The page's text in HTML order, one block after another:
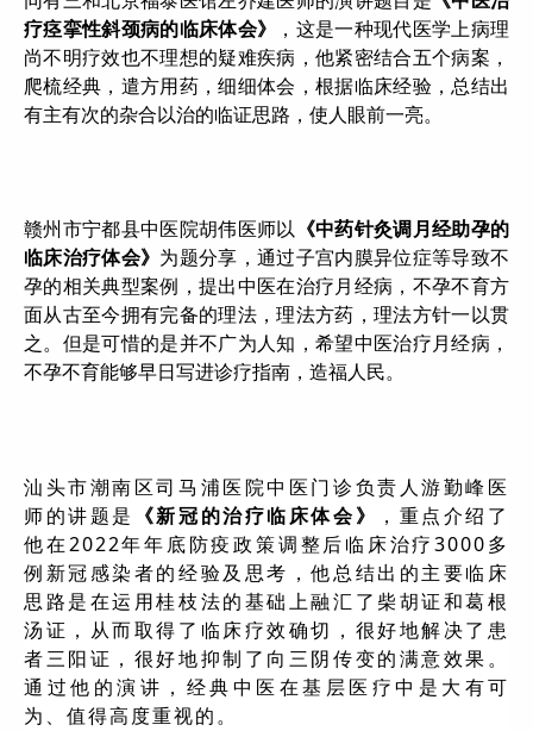
疗痉挛性斜颈病的临床体会》
，这是一种现代医学上病理
尚不明疗效也不理想的疑难疾病，他紧密结合五个病案，
爬梳经典，遣方用药，细细体会，根据临床经验，总结出
有主有次的杂合以治的临证思路，使人眼前一亮。
赣州市宁都县中医院胡伟医师以
《中药针灸调月经助孕的
临床治疗体会》 为题分享，通过子宫内膜异位症等导致不
孕的相关典型案例，提出中医在治疗月经病，不孕不育方
面从古至今拥有完备的理法，理法方药，理法方针一以贯
之。但是可惜的是并不广为人知，希望中医治疗月经病，
不孕不育能够早日写进诊疗指南，造福人民。
汕头市潮南区司马浦医院中医门诊负责人游勤峰医
师的讲题是 《新冠的治疗临床体会》
，重点介绍了
他在2022年年底防疫政策调整后临床治疗3000多
例新冠感染者的经验及思考，他总结出的主要临床
思路是在运用桂枝法的基础上融汇了柴胡证和葛根
汤证，从而取得了临床疗效确切，很好地解决了患
者三阳证，很好地抑制了向三阴传变的满意效果。
通过他的演讲，经典中医在基层医疗中是大有可
为、值得高度重视的。